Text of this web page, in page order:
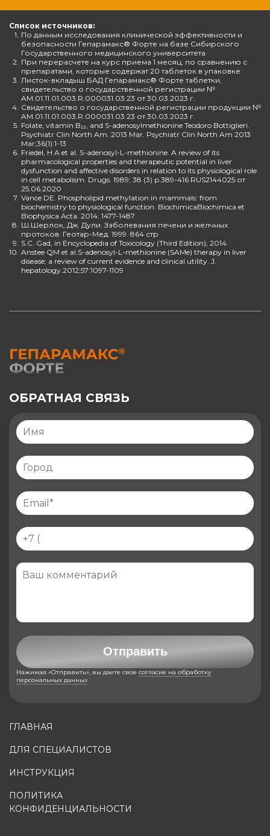
Список источников:
1. По данным исследования клинической эффективности и
безопасности Гепарамакс® Форте на базе Сибирского
Государственного медицинского университета
2. При перерасчете на курс приема 1 месяц, по сравнению с
препаратами, которые содержат 20 таблеток в упаковке
3. Листок-вкладыш БАД Гепарамакс® Форте таблетки,
свидетельство о государственной регистрации №
AM.01.11.01.003.R.000031.03.23 от 30.03.2023 г.
4. Свидетельство о государственной регистрации продукции №
AM.01.11.01.003.R.000031.03.23 от 30.03.2023 г.
5. Folate, vitamin B₁₂, and S-adenosylmethionine Teodoro Bottiglieri.
Psychiatr Clin North Am. 2013 Mar. Psychiatr Clin North Am 2013
Mar;36(1):1-13
6. Friedel, H A et al. S-adenosyl-L-methionine. A review of its
pharmacological properties and therapeutic potential in liver
dysfunction and affective disorders in relation to its physiological role
in cell metabolism. Drugs. 1989; 38 (3) p.389-416 RUS2144025 от
25.06.2020
7. Vance DE. Phospholipid methylation in mammals: from
biochemistry to physiological function. BiochimicaBiochimica et
Biophysica Acta. 2014: 1477-1487
8. Ш.Шерлок, Дж. Дули. Заболевания печени и желчных
протоков. Геотар-Мед. 1999. 864 стр
9. S.C. Gad, in Encyclopedia of Toxicology (Third Edition), 2014
10. Anstee QM et al.S-adenosyl-L-methionine (SAMe) therapy in liver
disease: a review of current evidence and clinical utility. J.
hepatology.2012;57:1097-1109
ГЛАВНАЯ
ДЛЯ СПЕЦИАЛИСТОВ
ИНСТРУКЦИЯ
ПОЛИТИКА
КОНФИДЕНЦИАЛЬНОСТИ
ОБРАТНАЯ СВЯЗЬ
Отправить
Нажимая «Отправить», вы даете свое согласие на обработку
персональных данных